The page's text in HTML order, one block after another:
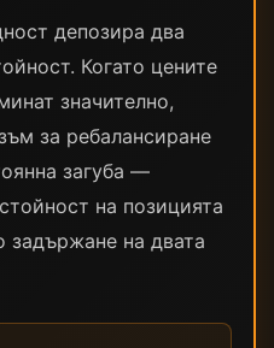
депозира два
Когато цените
значително,
за ребалансиране
загуба —
на позицията
задържане на двата